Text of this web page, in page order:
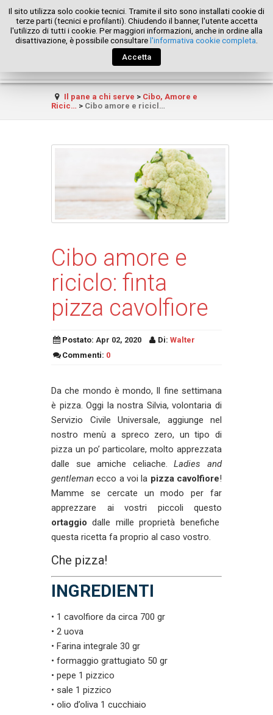
Il pane a chi serve > Cibo, Amore e
Ricic… > Cibo amore e ricicl…
Cibo amore e
riciclo: finta
pizza cavolfiore
Postato: Apr 02, 2020 Di: Walter
Commenti: 0
Da che mondo è mondo, Il fine settimana
è pizza. Oggi la nostra Silvia, volontaria di
Servizio Civile Universale, aggiunge nel
nostro menù a spreco zero, un tipo di
pizza un po’ particolare, molto apprezzata
dalle sue amiche celiache.Ladies and
gentlemanecco a voi la pizza cavolfiore!
Mamme se cercate un modo per far
apprezzare ai vostri piccoli questo
ortaggio dalle mille proprietà benefiche
questa ricetta fa proprio al caso vostro.
Che pizza!
INGREDIENTI
• 1 cavolfiore da circa 700 gr
• 2 uova
• Farina integrale 30 gr
• formaggio grattugiato 50 gr
• pepe 1 pizzico
• sale 1 pizzico
• olio d’oliva 1 cucchiaio
Il sito utilizza solo cookie tecnici. Tramite il sito sono installati cookie di
terze parti (tecnici e profilanti). Chiudendo il banner, l'utente accetta
l'utilizzo di tutti i cookie. Per maggiori informazioni, anche in ordine alla
disattivazione, è possibile consultare l'informativa cookie completa
Accetta